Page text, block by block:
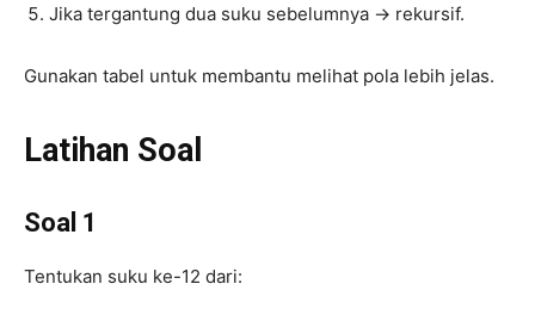
Jika tergantung dua suku sebelumnya → rekursif.
Gunakan tabel untuk membantu melihat pola lebih jelas.
Latihan Soal
Soal 1
Tentukan suku ke-12 dari: